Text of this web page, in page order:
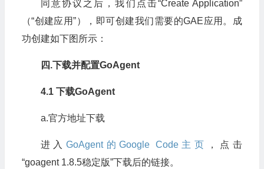
同意协议之后，我们点击“Create Application”
（“创建应用”），即可创建我们需要的GAE应用。成
功创建如下图所示：
四.下载并配置GoAgent
4.1 下载GoAgent
a.官方地址下载
进入 GoAgent的Google Code主页
，点击
“goagent 1.8.5稳定版”下载后的链接。